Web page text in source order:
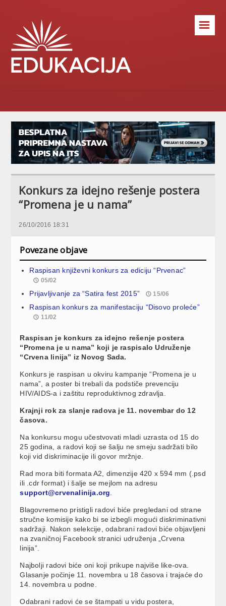
☰
Konkurs za idejno rešenje postera
“Promena je u nama”
26/10/2016 18:31
Povezane objave
Raspisan književni konkurs za ediciju “Prvenac”
05/02
Prijavljivanje za “Satira fest 2015” 15/06
Raspisan konkurs za manifestaciju “Disovo proleće”
11/02
Raspisan je konkurs za idejno rešenje postera
“Promena je u nama” koji je raspisalo Udruženje
“Crvena linija” iz Novog Sada.
Konkurs je raspisan u okviru kampanje “Promena je u
nama”, a poster bi trebali da podstiče prevenciju
HIV/AIDS-a i zaštitu reproduktivnog zdravlja.
Krajnji rok za slanje radova je 11. novembar do 12
časova.
Na konkursu mogu učestvovati mladi uzrasta od 15 do
25 godina, a radovi koji se šalju ne smeju sadržati bilo
koji vid diskriminacije ili govor mržnje.
Rad mora biti formata A2, dimenzije 420 x 594 mm (.psd
ili .cdr format) i šalje se mejlom na adresu
support@crvenalinija.org
Blagovremeno pristigli radovi biće pregledani od strane
stručne komisije kako bi se izbegli mogući diskriminativni
sadržaji. Nakon selekcije, odabrani radovi biće objavljeni
na zvaničnoj Facebook stranici udruženja „Crvena
linija”.
Najbolji radovi biće oni koji prikupe najviše like-ova.
Glasanje počinje 11. novembra u 18 časova i trajaće do
14. novembra u podne.
Odabrani radovi će se štampati u vidu postera,